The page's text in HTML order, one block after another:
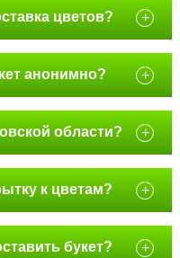
цветов? +
анонимно? +
области? +
к цветам? +
букет? +